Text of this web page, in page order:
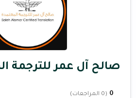
صالح آل عمر للترجمة
0 (0 المراجعات)